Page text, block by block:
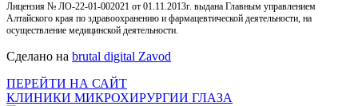
Лицензия № ЛО-22-01-002021 от 01.11.2013г. выдана Главным управлением
Алтайского края по здравоохранению и фармацевтической деятельности, на
осуществление медицинской деятельности.
Сделано на brutal digital Zavod
ПЕРЕЙТИ НА САЙТ
КЛИНИКИ МИКРОХИРУРГИИ ГЛАЗА